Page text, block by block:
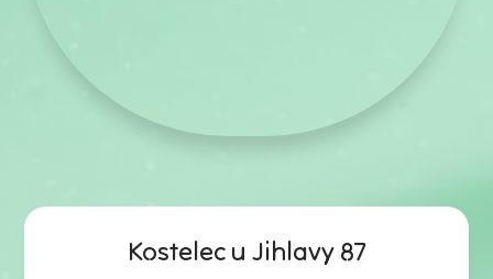
Kostelec u Jihlavy 87